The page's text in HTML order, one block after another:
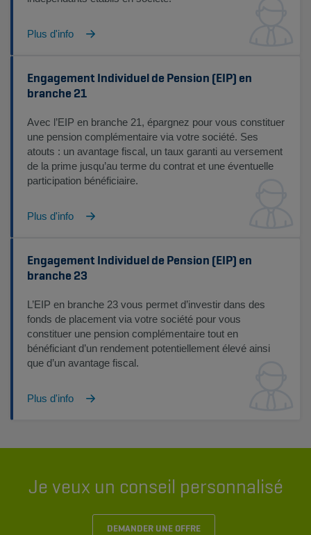
Plus d'info
Engagement Individuel de Pension (EIP) en
branche 21
Avec l’EIP en branche 21, épargnez pour vous constituer
une pension complémentaire via votre société. Ses
atouts : un avantage fiscal, un taux garanti au versement
de la prime jusqu’au terme du contrat et une éventuelle
participation bénéficiaire.
Plus d'info
Engagement Individuel de Pension (EIP) en
branche 23
L’EIP en branche 23 vous permet d’investir dans des
fonds de placement via votre société pour vous
constituer une pension complémentaire tout en
bénéficiant d’un rendement potentiellement élevé ainsi
que d’un avantage fiscal.
Plus d'info
Je veux un conseil personnalisé
DEMANDER UNE OFFRE